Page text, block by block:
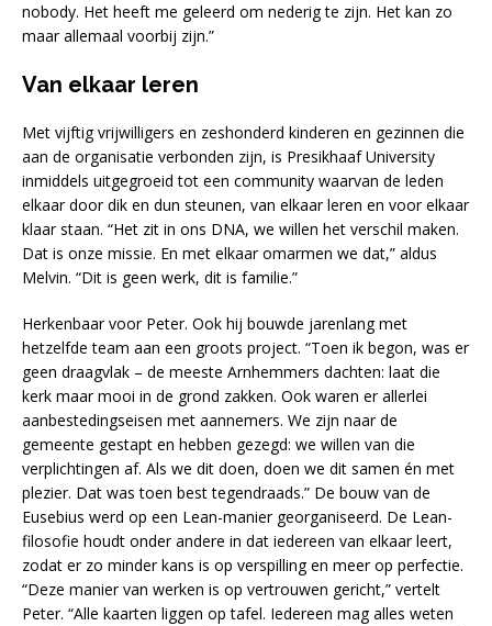
nobody. Het heeft me geleerd om nederig te zijn. Het kan zo
maar allemaal voorbij zijn.”
Van elkaar leren
Met vijftig vrijwilligers en zeshonderd kinderen en gezinnen die
aan de organisatie verbonden zijn, is Presikhaaf University
inmiddels uitgegroeid tot een community waarvan de leden
elkaar door dik en dun steunen, van elkaar leren en voor elkaar
klaar staan. “Het zit in ons DNA, we willen het verschil maken.
Dat is onze missie. En met elkaar omarmen we dat,” aldus
Melvin. “Dit is geen werk, dit is familie.”
Herkenbaar voor Peter. Ook hij bouwde jarenlang met
hetzelfde team aan een groots project. “Toen ik begon, was er
geen draagvlak – de meeste Arnhemmers dachten: laat die
kerk maar mooi in de grond zakken. Ook waren er allerlei
aanbestedingseisen met aannemers. We zijn naar de
gemeente gestapt en hebben gezegd: we willen van die
verplichtingen af. Als we dit doen, doen we dit samen én met
plezier. Dat was toen best tegendraads.” De bouw van de
Eusebius werd op een Lean-manier georganiseerd. De Lean-
filosofie houdt onder andere in dat iedereen van elkaar leert,
zodat er zo minder kans is op verspilling en meer op perfectie.
“Deze manier van werken is op vertrouwen gericht,” vertelt
Peter. “Alle kaarten liggen op tafel. Iedereen mag alles weten